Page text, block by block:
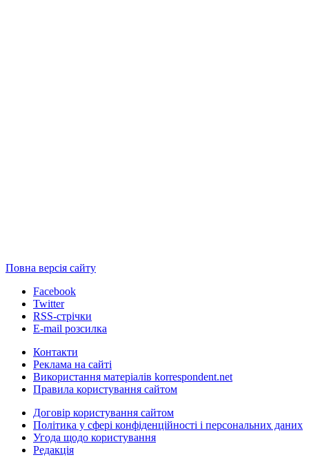
Повна версія сайту
Facebook
Twitter
RSS-стрічки
E-mail розсилка
Контакти
Реклама на сайті
Використання матеріалів korrespondent.net
Правила користування сайтом
Договір користування сайтом
Політика у сфері конфіденційності і персональних даних
Угода щодо користування
Редакція